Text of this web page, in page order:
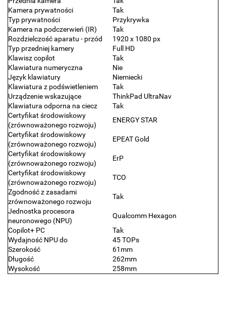
Kamera prywatności
Tak
Typ prywatności
Przykrywka
Kamera na podczerwień (IR)
Tak
Rozdzielczość aparatu - przód
1920 x 1080 px
Typ przedniej kamery
Full HD
Klawisz copilot
Tak
Klawiatura numeryczna
Nie
Język klawiatury
Niemiecki
Klawiatura z podświetleniem
Tak
Urządzenie wskazujące
ThinkPad UltraNav
Klawiatura odporna na ciecz
Tak
Certyfikat środowiskowy
(zrównoważonego rozwoju)
ENERGY STAR
Certyfikat środowiskowy
(zrównoważonego rozwoju)
EPEAT Gold
Certyfikat środowiskowy
(zrównoważonego rozwoju)
ErP
Certyfikat środowiskowy
(zrównoważonego rozwoju)
TCO
Zgodność z zasadami
zrównoważonego rozwoju
Tak
Jednostka procesora
neuronowego (NPU)
Qualcomm Hexagon
Copilot+ PC
Tak
Wydajność NPU do
45 TOPs
Szerokość
61mm
Długość
262mm
Wysokość
258mm